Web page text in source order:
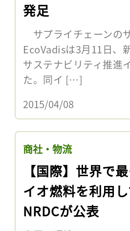
発足
サプライチェーンの
EcoVadisは3月11日、
サステナビリティ推進
た。同イ […]
2015/04/08
商社・物流
【国際】世界で
イオ燃料を利用
NRDCが公表